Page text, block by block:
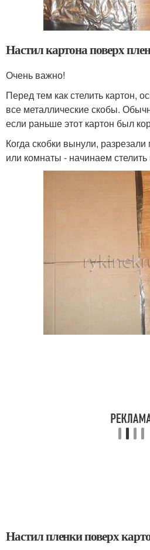
Настил картона поверх
Очень важно!
Перед тем как стелить картон,
все металлические скобы.
если раньше этот картон был
Когда скобки вынули,
или комнаты - начинаем
Настил пленки поверх